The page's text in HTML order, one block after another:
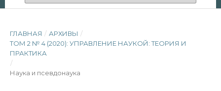
ГЛАВНАЯ / АРХИВЫ /
ТОМ 2 № 4 (2020): УПРАВЛЕНИЕ НАУКОЙ: ТЕОРИЯ И
ПРАКТИКА
/
Наука и псевдонаука